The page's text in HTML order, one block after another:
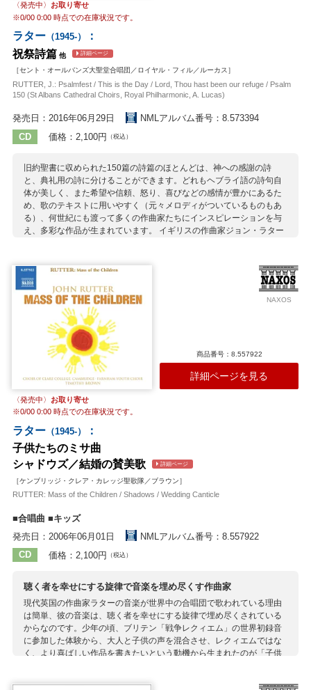
〈発売中〉 お取り寄せ
※0/00 0:00時点での在庫状況です。
ラター（1945-）
：
祝祭詩篇 他 詳細ページ
［セント・オールバンズ大聖堂合唱団／ロイヤル・フィル／ルーカス］
RUTTER, J.: Psalmfest / This is the Day / Lord, Thou hast been our refuge / Psalm
150 (St Albans Cathedral Choirs, Royal Philharmonic, A. Lucas)
発売日：2016年06月29日
NMLアルバム番号：8.573394
CD
価格：2,100円 （税込）
旧約聖書に収められた150篇の詩篇のほとんどは、神への感謝の詩
と、典礼用の詩に分けることができます。どれもヘブライ語の詩句自
体が美しく、また希望や信頼、怒り、喜びなどの感情が豊かにあるた
め、歌のテキストに用いやすく（元々メロディがついているものもあ
る）、何世紀にも渡って多くの作曲家たちにインスピレーションを与
え、多彩な作品が生まれています。 イギリスの作曲家ジョン・ラター
ルトンの婚礼」など特別の行事の際にも詩篇を用いた作品を書き上げ
ています。彼の作品はどの曲も荘厳な雰囲気を持ちながらも、独特の
ノリのよいリズムや、ジャズ風のイディオムが至るところに見え隠れ
しています。日本でもアマチュア合唱団を中心に多くのファンを獲得
しており、この祝祭詩篇も、しばしばコンサートで演奏される人気曲
となっています。
収録作曲家：
NAXOS
商品番号：8.557922
詳細ページを見る
〈発売中〉 お取り寄せ
※0/00 0:00時点での在庫状況です。
ラター（1945-）
：
子供たちのミサ曲
シャドウズ／結婚の賛美歌
詳細ページ
［ケンブリッジ・クレア・カレッジ聖歌隊／ブラウン］
RUTTER: Mass of the Children / Shadows / Wedding Canticle
■合唱曲 ■キッズ
発売日：2006年06月01日
NMLアルバム番号：8.557922
CD
価格：2,100円 （税込）
聴く者を幸せにする旋律で音楽を埋め尽くす作曲家
現代英国の作曲家ラターの音楽が世界中の合唱団で歌われている理由
は簡単、彼の音楽は、聴く者を幸せにする旋律で埋め尽くされている
からなのです。少年の頃、ブリテン「戦争レクィエム」の世界初録音
に参加した体験から、大人と子供の声を混合させ、レクィエムではな
く、より喜ばしい作品を書きたいという動機から生まれたのが「子供